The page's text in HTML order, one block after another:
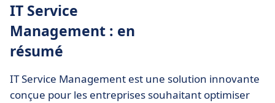
IT Service
Management : en
résumé
IT Service Management est une solution innovante
conçue pour les entreprises souhaitant optimiser